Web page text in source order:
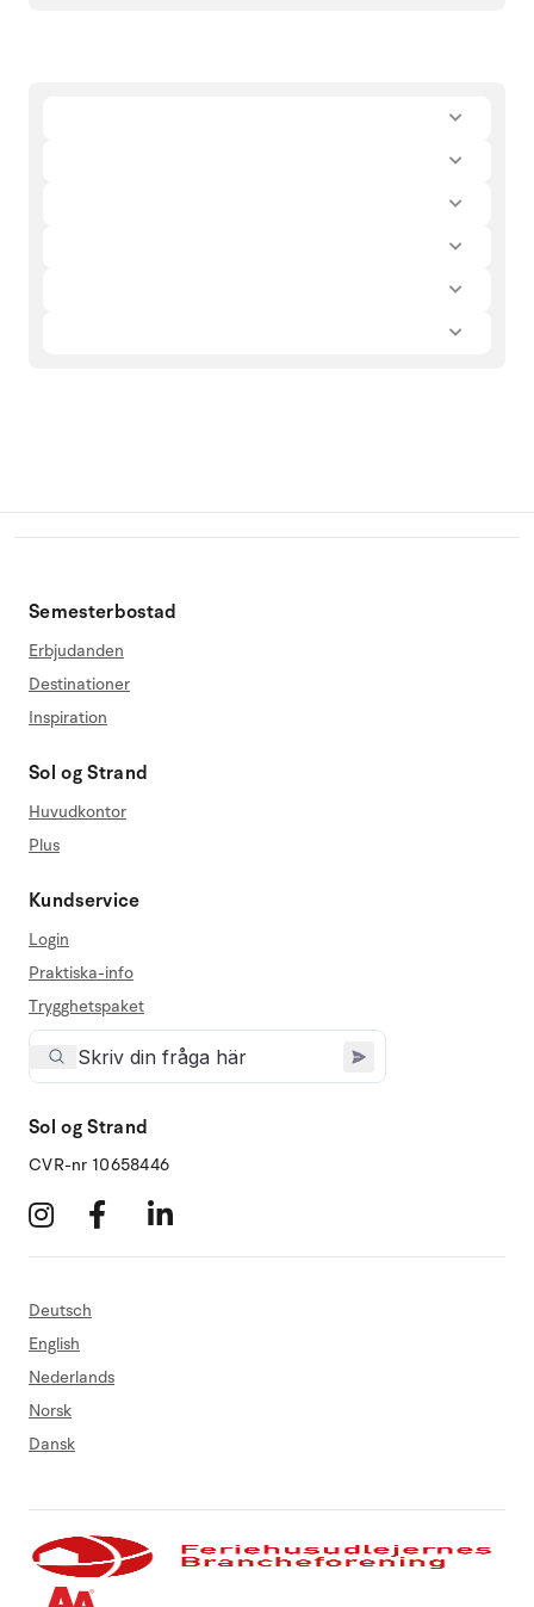
Semesterbostad
Erbjudanden
Destinationer
Inspiration
Sol og Strand
Huvudkontor
Plus
Kundservice
Login
Praktiska-info
Trygghetspaket
Sol og Strand
CVR-nr 10658446
Deutsch
English
Nederlands
Norsk
Dansk